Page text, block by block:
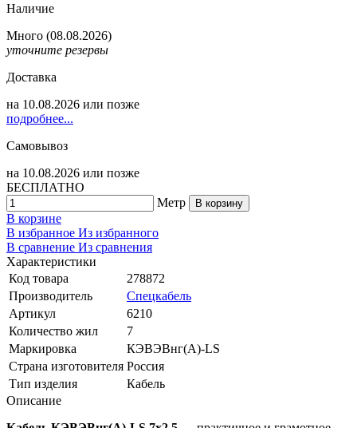
Наличие
Много (08.08.2026)
уточните резервы
Доставка
на 10.08.2026 или позже
подробнее...
Самовывоз
на 10.08.2026 или позже
БЕСПЛАТНО
Метр
В корзину
В корзине
В избранное Из избранного
В сравнение Из сравнения
Характеристики
Код товара
278872
Производитель
Спецкабель
Артикул
6210
Количество жил
7
Маркировка
КЭВЭВнг(А)-LS
Страна изготовителя Россия
Тип изделия
Кабель
Описание